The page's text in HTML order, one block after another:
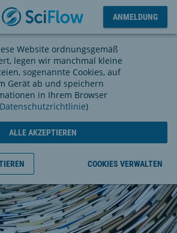
Website ordnungsgemäß
legen wir manchmal kleine
sogenannte Cookies, auf
Gerät ab und speichern
in Ihrem Browser
)
ALLE AKZEPTIEREN
COOKIES VERWALTEN
ANMELDUNG
Ausloggen